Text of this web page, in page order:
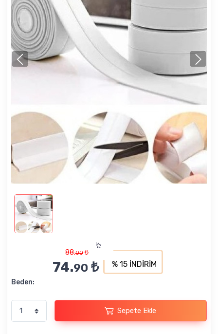
88.00₺
74.90 ₺ % 15 İNDİRİM
Beden:
Sepete Ekle